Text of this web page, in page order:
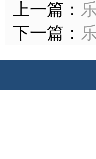
上一篇：
下一篇：